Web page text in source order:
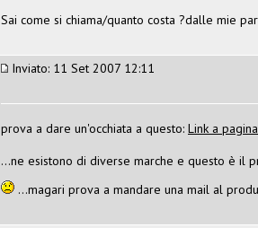
Sai come si chiama/quanto costa ?dalle mie
Inviato: 11 Set 2007 12:11
prova a dare un'occhiata a questo: Link a
...ne esistono di diverse marche e questo è il
...magari prova a mandare una mail al